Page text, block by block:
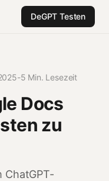
DeGPT Testen
-5 Min. Lesezeit
Docs
zu
ChatGPT-